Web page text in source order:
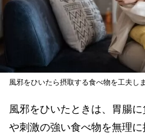
風邪をひいたら摂取する食べ物を工夫し
風邪をひいたときは、胃腸
や刺激の強い食べ物を無理